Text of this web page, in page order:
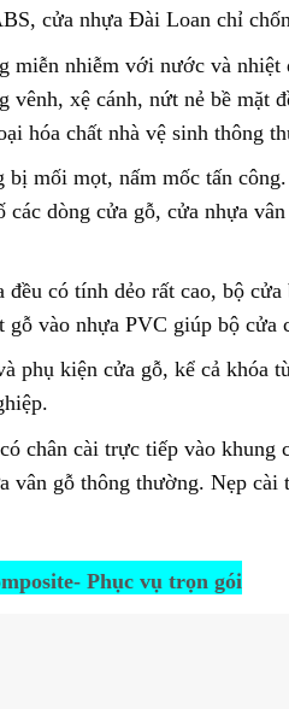
cửa nhựa Đài Loan chỉ
miễn nhiễm với nước và
vênh, xệ cánh, nứt nẻ bề
hóa chất nhà vệ sinh thông
bị mối mọt, nấm mốc tấn
các dòng cửa gỗ, cửa nhựa
đều có tính dẻo rất cao, bộ
gỗ vào nhựa PVC giúp bộ
phụ kiện cửa gỗ, kể cả khóa
chân cài trực tiếp vào
vân gỗ thông thường. Nẹp
Phục vụ trọn gói